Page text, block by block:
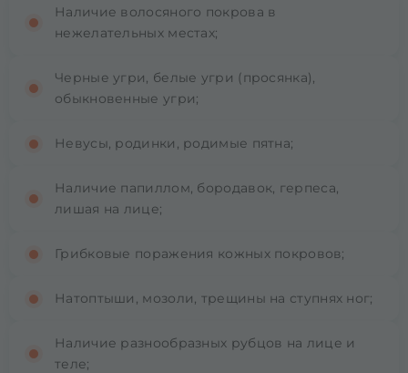
Наличие волосяного покрова в
нежелательных местах;
Черные угри, белые угри (просянка),
обыкновенные угри;
Невусы, родинки, родимые пятна;
Наличие папиллом, бородавок, герпеса,
лишая на лице;
Грибковые поражения кожных покровов;
Натоптыши, мозоли, трещины на ступнях ног;
Наличие разнообразных рубцов на лице и
теле;